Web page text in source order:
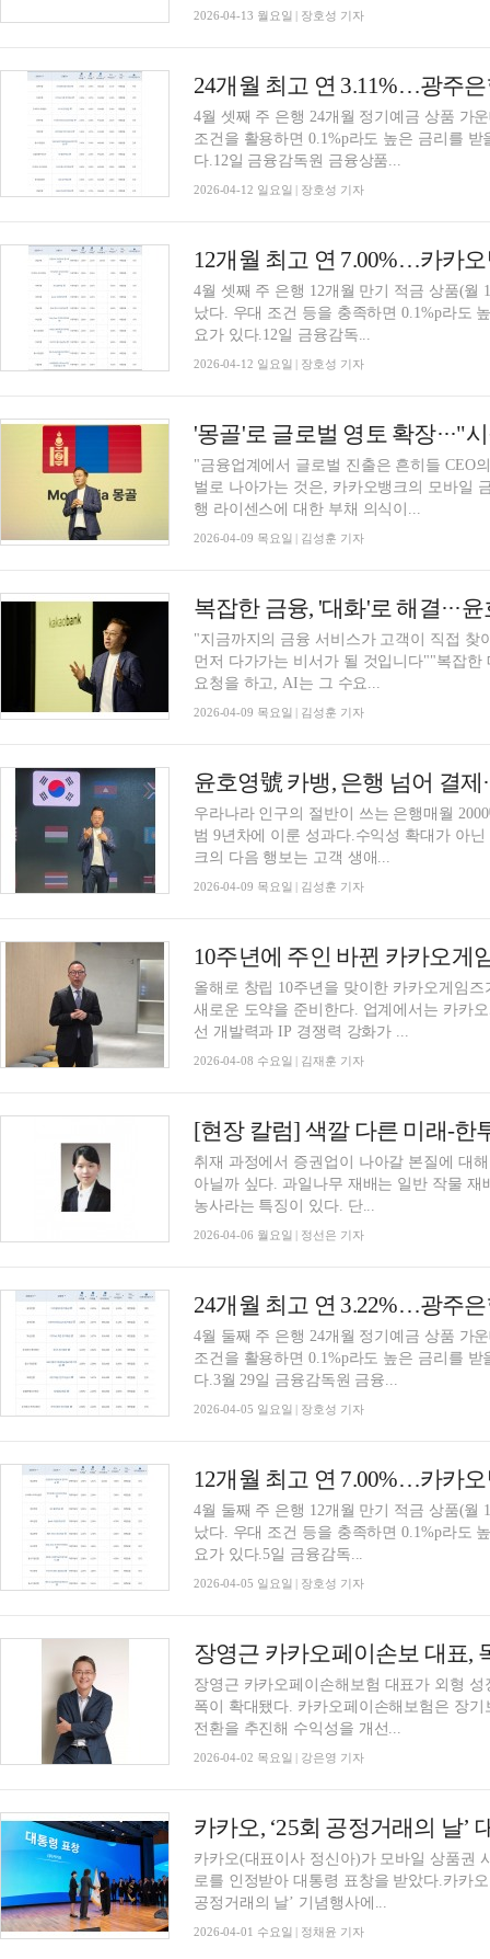
2026-04-13 월요일 | 장호성 기자
4월 셋째 주 은행 24개월 정기예금 상품 가
조건을 활용하면 0.1%p라도 높은 금리를
다.12일 금융감독원 금융상품...
2026-04-12 일요일 | 장호성 기자
4월 셋째 주 은행 12개월 만기 적금 상품(월
났다. 우대 조건 등을 충족하면 0.1%p라도
요가 있다.12일 금융감독...
2026-04-12 일요일 | 장호성 기자
"금융업계에서 글로벌 진출은 흔히들 CEO
벌로 나아가는 것은, 카카오뱅크의 모바일
행 라이센스에 대한 부채 의식이...
2026-04-09 목요일 | 김성훈 기자
"지금까지의 금융 서비스가 고객이 직접
먼저 다가가는 비서가 될 것입니다""복잡
요청을 하고, AI는 그 수요...
2026-04-09 목요일 | 김성훈 기자
우라나라 인구의 절반이 쓰는 은행매월
범 9년차에 이룬 성과다.수익성 확대가 아
크의 다음 행보는 고객 생애...
2026-04-09 목요일 | 김성훈 기자
10주년에 주인 바뀐 카카오게
올해로 창립 10주년을 맞이한 카카오게임
새로운 도약을 준비한다. 업계에서는 카카
선 개발력과 IP 경쟁력 강화가 ...
2026-04-08 수요일 | 김재훈 기자
[현장 칼럼] 색깔 다른 미래-한
취재 과정에서 증권업이 나아갈 본질에 대
아닐까 싶다. 과일나무 재배는 일반 작물
농사라는 특징이 있다. 단...
2026-04-06 월요일 | 정선은 기자
4월 둘째 주 은행 24개월 정기예금 상품 가
조건을 활용하면 0.1%p라도 높은 금리를
다.3월 29일 금융감독원 금융...
2026-04-05 일요일 | 장호성 기자
4월 둘째 주 은행 12개월 만기 적금 상품(월
났다. 우대 조건 등을 충족하면 0.1%p라도
요가 있다.5일 금융감독...
2026-04-05 일요일 | 장호성 기자
장영근 카카오페이손해보험 대표가 외형
폭이 확대됐다. 카카오페이손해보험은 장
전환을 추진해 수익성을 개선...
2026-04-02 목요일 | 강은영 기자
카카오, ‘25회 공정거래의 날’
카카오(대표이사 정신아)가 모바일 상품권
로를 인정받아 대통령 표창을 받았다.카카
공정거래의 날’ 기념행사에...
2026-04-01 수요일 | 정채윤 기자